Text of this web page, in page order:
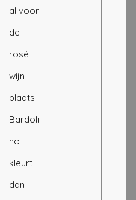
al voor
de
rosé
wijn
plaats.
Bardoli
no
kleurt
dan